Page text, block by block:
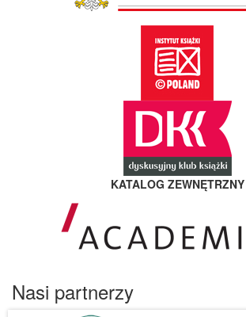
KATALOG ZEWNĘTRZNY
Nasi partnerzy